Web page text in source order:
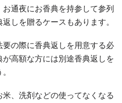
通夜にお香典を持参して参列
しを贈るケースもあります。
の際に香典返しを用意する必
高額な方には別途香典返しを
、洗剤などの使ってなくなる